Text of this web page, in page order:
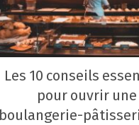
Les 10 conseils
pour ouvrir une
boulangerie-